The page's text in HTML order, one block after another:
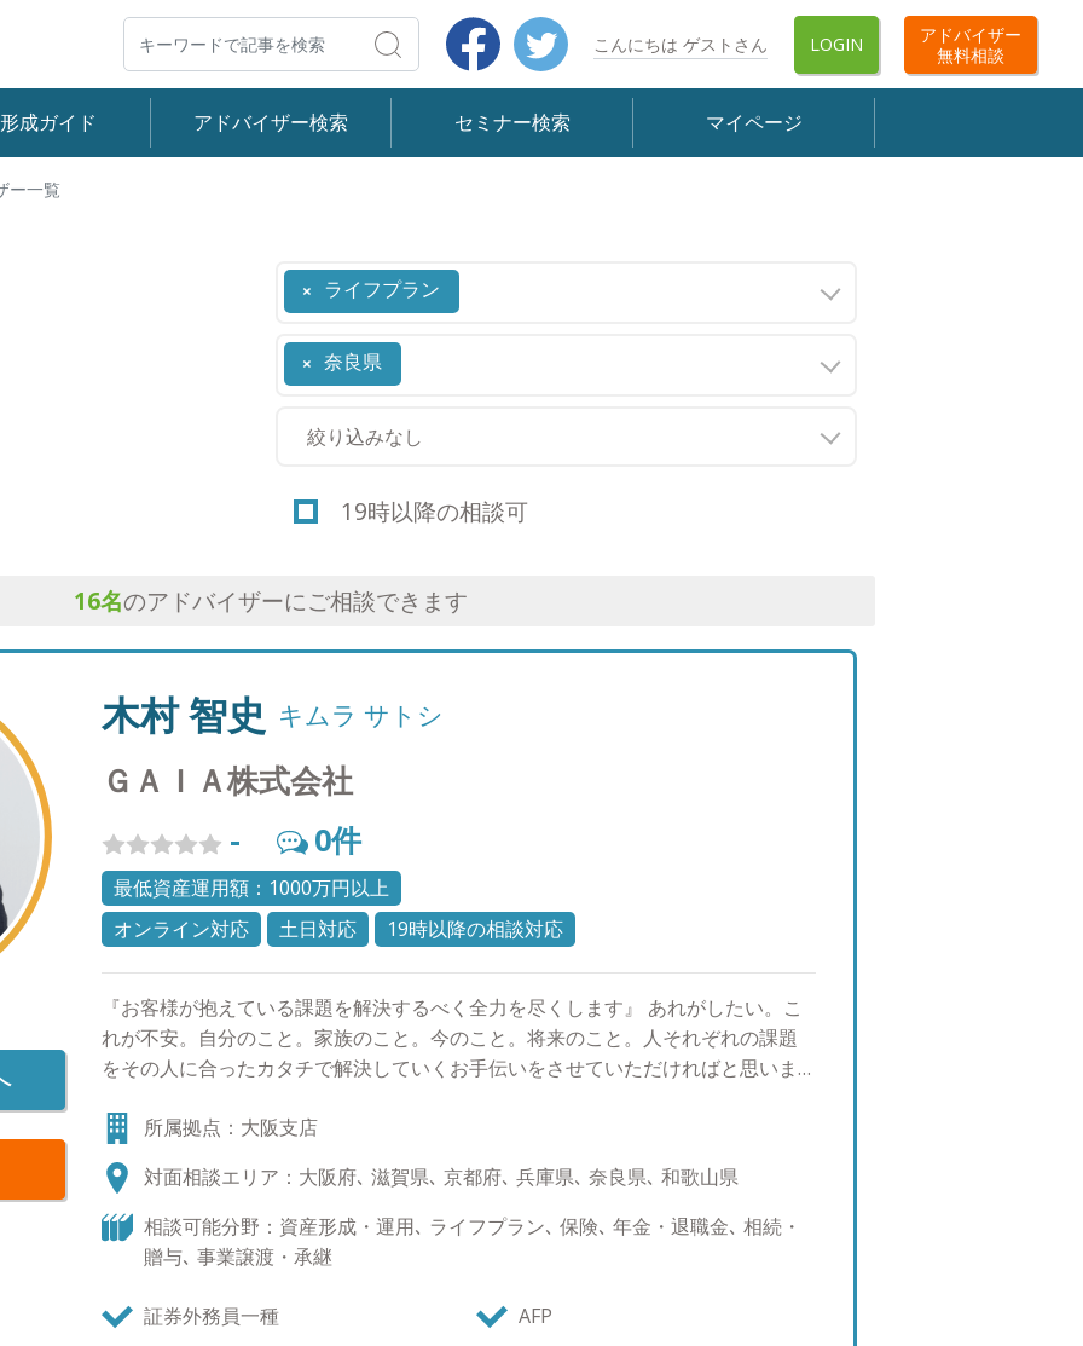
検索 Facebook
こんにちは ゲストさん LOGIN
アドバイザー
無料相談
成ガイド アドバイザー検索 セミナー検索 マイページ
ー一覧
× ライフプラン
× 奈良県
19時以降の相談可
16名のアドバイザーにご相談できます
木村 智史 キムラ サトシ
ＧＡＩＡ株式会社
- 0件
最低資産運用額：1000万円以上
オンライン対応
土日対応 19時以降の相談対応
『お客様が抱えている課題を解決するべく全力を尽くします』 あれがしたい。こ
れが不安。自分のこと。家族のこと。今のこと。将来のこと。人それぞれの課題
をその人に合ったカタチで解決していくお手伝いをさせていただければと思いま
のかわからないといったこともあるのではないかと思います。そんなときも気軽
に相談にいらして下さい。これまで多くのお客様の相談をお受けしているからこ
そ、きっとお力になれると思います。 ●仕事をする上で大切にしていること 将来
起こることを予測しても、そうはならないこともあると思います。考え方や感じ
方の変化によって生活も変化してくでしょう。変化は時としてストレスを与えて
和できるような理解者であり相談相手になりたいと思います。 ●アドバイザーと
所属拠点：大阪支店
対面相談エリア：大阪府､ 滋賀県､ 京都府､ 兵庫県､ 奈良県､ 和歌山県
相談可能分野：資産形成・運用､ ライフプラン､ 保険､ 年金・退職金､ 相続・
贈与､ 事業譲渡・承継
証券外務員一種 AFP